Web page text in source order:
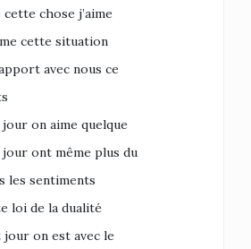
cette chose j’aime
cette situation
avec nous ce
jour on aime quelque
ont même plus du
les sentiments
loi de la dualité
jour on est avec le